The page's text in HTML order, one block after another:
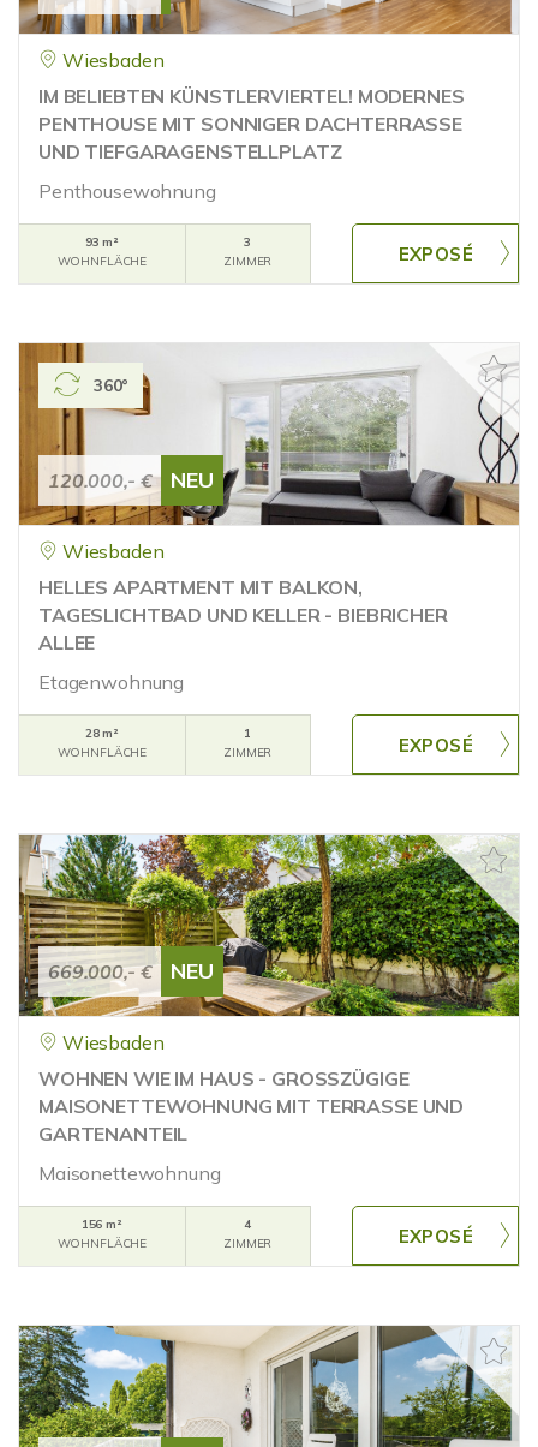
Wiesbaden
IM BELIEBTEN KÜNSTLERVIERTEL! MODERNES
PENTHOUSE MIT SONNIGER DACHTERRASSE
UND TIEFGARAGENSTELLPLATZ
Penthousewohnung
93 m²
WOHNFLÄCHE
3
ZIMMER
120.000,- € NEU
360°
Wiesbaden
HELLES APARTMENT MIT BALKON,
TAGESLICHTBAD UND KELLER - BIEBRICHER
ALLEE
Etagenwohnung
28 m²
WOHNFLÄCHE
1
ZIMMER
669.000,- € NEU
Wiesbaden
WOHNEN WIE IM HAUS - GROSSZÜGIGE
MAISONETTEWOHNUNG MIT TERRASSE UND
GARTENANTEIL
Maisonettewohnung
156 m²
WOHNFLÄCHE
4
ZIMMER